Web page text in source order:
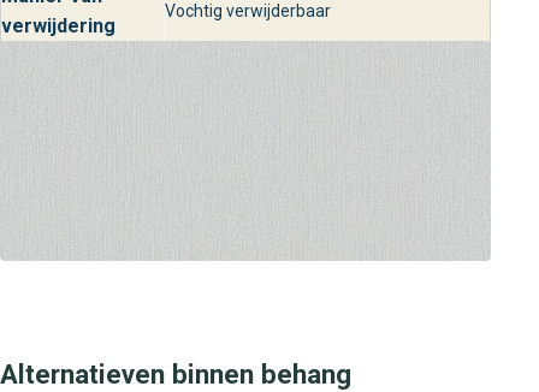
verwijdering
Vochtig verwijderbaar
Alternatieven binnen behang